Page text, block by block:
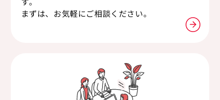
まずは、お気軽にご相談ください。